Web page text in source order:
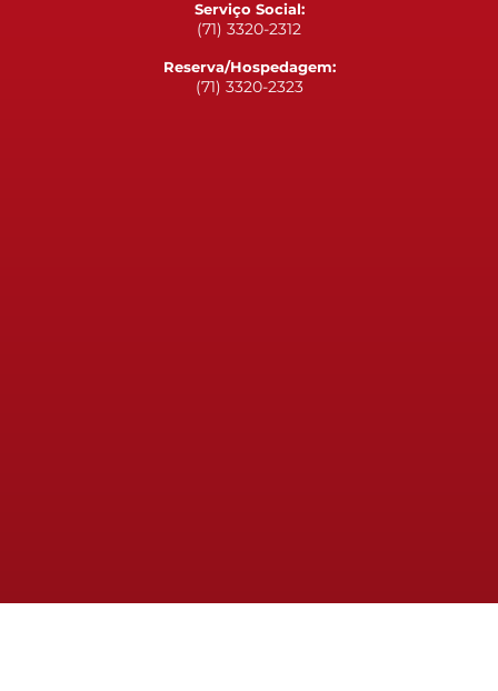
Serviço Social:
(71) 3320-2312
Reserva/Hospedagem:
(71) 3320-2323